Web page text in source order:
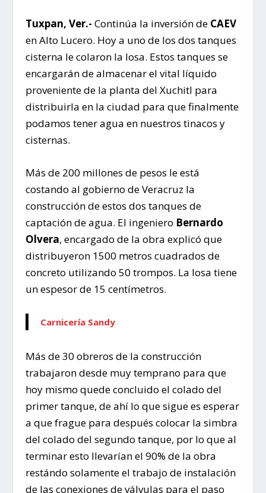
Tuxpan, Ver.- Continúa la inversión de CAEV
en Alto Lucero. Hoy a uno de los dos tanques
cisterna le colaron la losa. Estos tanques se
encargarán de almacenar el vital líquido
proveniente de la planta del Xuchitl para
distribuirla en la ciudad para que finalmente
podamos tener agua en nuestros tinacos y
cisternas.
Más de 200 millones de pesos le está
costando al gobierno de Veracruz la
construcción de estos dos tanques de
captación de agua. El ingeniero Bernardo
Olvera, encargado de la obra explicó que
distribuyeron 1500 metros cuadrados de
concreto utilizando 50 trompos. La losa tiene
un espesor de 15 centímetros.
Carnicería Sandy
Más de 30 obreros de la construcción
trabajaron desde muy temprano para que
hoy mismo quede concluido el colado del
primer tanque, de ahí lo que sigue es esperar
a que frague para después colocar la simbra
del colado del segundo tanque, por lo que al
terminar esto llevarían el 90% de la obra
restándo solamente el trabajo de instalación
de las conexiones de válvulas para el paso